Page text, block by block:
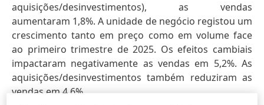
aquisições/desinvestimentos), as vendas
aumentaram 1,8%. A unidade de negócio registou um
crescimento tanto em preço como em volume face
ao primeiro trimestre de 2025. Os efeitos cambiais
impactaram negativamente as vendas em 5,2%. As
aquisições/desinvestimentos também reduziram as
vendas em 4,6%.